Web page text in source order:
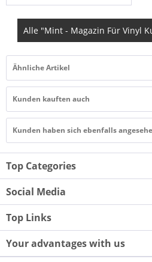
Alle "Mint - Magazin Für Vinyl
Ähnliche Artikel
Kunden kauften auch
Kunden haben sich ebenfalls
Top Categories
Social Media
Top Links
Your advantages with us